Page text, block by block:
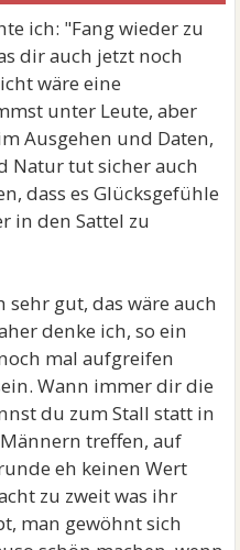
ich: "Fang wieder zu
dir auch jetzt noch
wäre eine
unter Leute, aber
Ausgehen und Daten,
Natur tut sicher auch
dass es Glücksgefühle
in den Sattel zu
gut, das wäre auch
denke ich, so ein
mal aufgreifen
Wann immer dir die
du zum Stall statt in
treffen, auf
eh keinen Wert
zu zweit was ihr
man gewöhnt sich